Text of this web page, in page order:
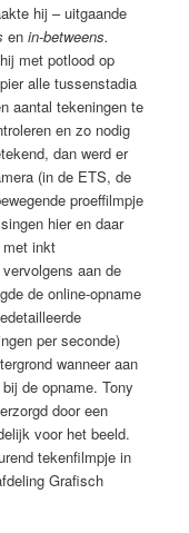
hij – uitgaande
enin-betweens.
met potlood op
alle tussenstadia
aantal tekeningen te
en zo nodig
dan werd er
(in de ETS, de
proeffilmpje
hier en daar
met inkt
aan de
de online-opname
per seconde)
wanneer aan
de opname. Tony
door een
voor het beeld.
tekenfilmpje in
Grafisch